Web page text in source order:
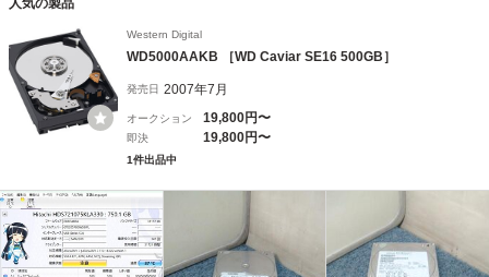
人気の製品
Western Digital
WD5000AAKB ［WD Caviar SE16 500GB］
発売日 2007年7月
オークション 19,800円〜
即決 19,800円〜
1件出品中